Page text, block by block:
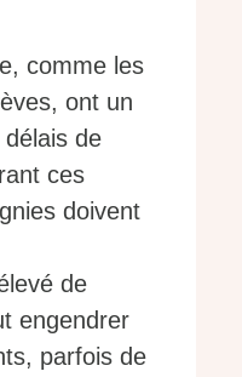
comme les
ont un
de
ces
doivent
de
engendrer
parfois de